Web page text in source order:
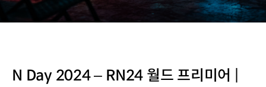
N Day 2024 – RN24 월드 프리미어 |